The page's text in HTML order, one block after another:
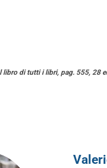
libro di tutti i libri, pag. 555, 28